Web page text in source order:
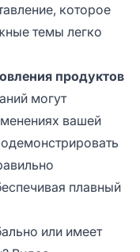
которое
темы легко
продуктов
могут
вашей
плавный
или имеет